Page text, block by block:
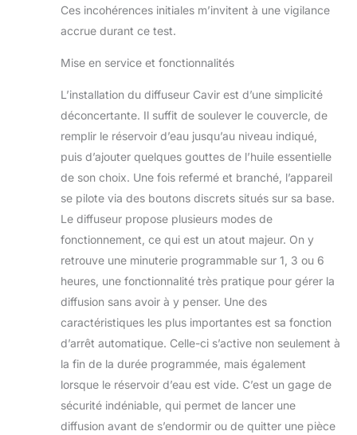
dilution de l'eau et
libéré par la
Calwell est plus pur.
Grâce au ventilateur
de travail
personnalisé, vous
pouvez pénétrer
votre parfum
n'importe quel coin
de votre pièce. Dès
que vous entrez
dans la porte, vous
souffle agréable.
Contrôle de
l'application mobile,
facile à utiliser : la
machine à parfum
une application
spéciale pour le
Ces incohérences initiales m’invitent à une vigilance
accrue durant ce test.
Mise en service et fonctionnalités
L’installation du diffuseur Cavir est d’une simplicité
déconcertante. Il suffit de soulever le couvercle, de
remplir le réservoir d’eau jusqu’au niveau indiqué,
puis d’ajouter quelques gouttes de l’huile essentielle
de son choix. Une fois refermé et branché, l’appareil
se pilote via des boutons discrets situés sur sa base.
Le diffuseur propose plusieurs modes de
fonctionnement, ce qui est un atout majeur. On y
retrouve une minuterie programmable sur 1, 3 ou 6
heures, une fonctionnalité très pratique pour gérer la
diffusion sans avoir à y penser. Une des
caractéristiques les plus importantes est sa fonction
d’arrêt automatique. Celle-ci s’active non seulement à
la fin de la durée programmée, mais également
lorsque le réservoir d’eau est vide. C’est un gage de
sécurité indéniable, qui permet de lancer une
diffusion avant de s’endormir ou de quitter une pièce